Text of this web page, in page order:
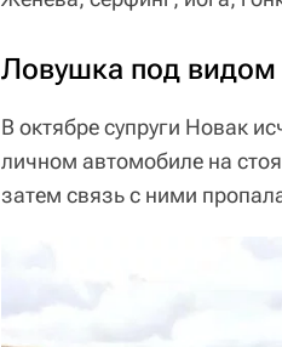
Ловушка под видом
В октябре супруги Новак
личном автомобиле на
затем связь с ними